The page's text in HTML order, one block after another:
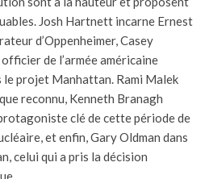
Josh Hartnett incarne Ernest
d’Oppenheimer, Casey
de l’armée américaine
le projet Manhattan. Rami Malek
reconnu, Kenneth Branagh
clé de cette période de
et enfin, Gary Oldman dans
celui qui a pris la décision